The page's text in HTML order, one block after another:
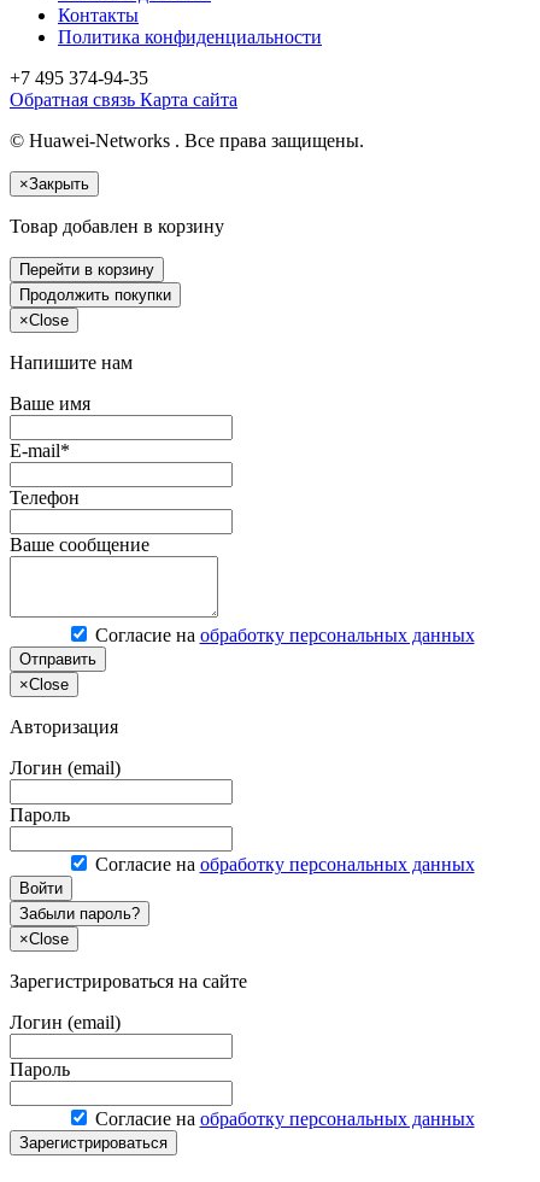
Контакты
Политика конфиденциальности
+7 495 374-94-35
Обратная связь Карта сайта
© Huawei-Networks . Все права защищены.
×Закрыть
Товар добавлен в корзину
Перейти в корзину
Продолжить покупки
×Close
Напишите нам
Ваше имя
E-mail*
Телефон
Ваше сообщение
Согласие на обработку персональных данных
Отправить
×Close
Авторизация
Логин (email)
Пароль
Согласие на обработку персональных данных
Войти
Забыли пароль?
×Close
Зарегистрироваться на сайте
Логин (email)
Пароль
Согласие на обработку персональных данных
Зарегистрироваться